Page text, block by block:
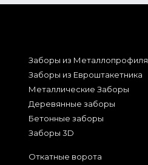
Заборы из Металлопрофиля
Заборы из Евроштакетника
Металлические Заборы
Деревянные заборы
Бетонные заборы
Заборы 3D
Откатные ворота